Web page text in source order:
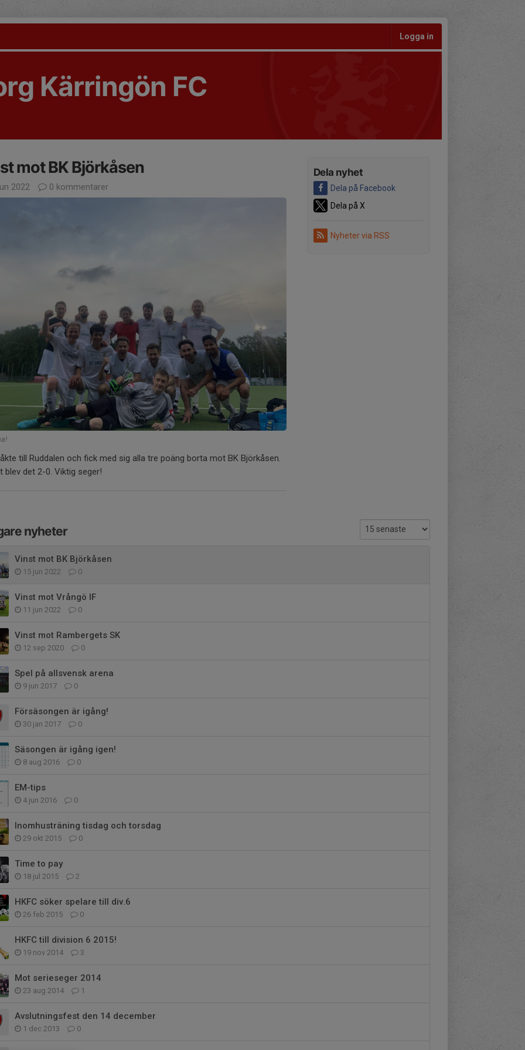
Logga in
Kärringön FC
Dela nyhet
Dela på Facebook
Dela på X
Nyheter via RSS
mot BK Björkåsen
2022 0 kommentarer
till Ruddalen och fick med sig alla tre poäng borta mot BK Björkåsen.
blev det 2-0. Viktig seger!
nyheter
Vinst mot BK Björkåsen
15 jun 2022 0
Vinst mot Vrångö IF
11 jun 2022 0
Vinst mot Rambergets SK
12 sep 2020 0
Spel på allsvensk arena
9 jun 2017 0
Försäsongen är igång!
30 jan 2017 0
Säsongen är igång igen!
8 aug 2016 0
EM-tips
4 jun 2016 0
Inomhusträning tisdag och torsdag
29 okt 2015 0
Time to pay
18 jul 2015 2
HKFC söker spelare till div.6
26 feb 2015 0
HKFC till division 6 2015!
19 nov 2014 3
Mot serieseger 2014
23 aug 2014 1
Avslutningsfest den 14 december
1 dec 2013 0